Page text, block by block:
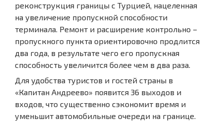
реконструкция границы с Турцией, нацеленная
на увеличение пропускной способности
терминала. Ремонт и расширение контрольно –
пропускного пункта ориентировочно продлится
два года, в результате чего его пропускная
способность увеличится более чем в два раза.
Для удобства туристов и гостей страны в
«Капитан Андреево» появится 36 выходов и
входов, что существенно сэкономит время и
уменьшит автомобильные очереди на границе.